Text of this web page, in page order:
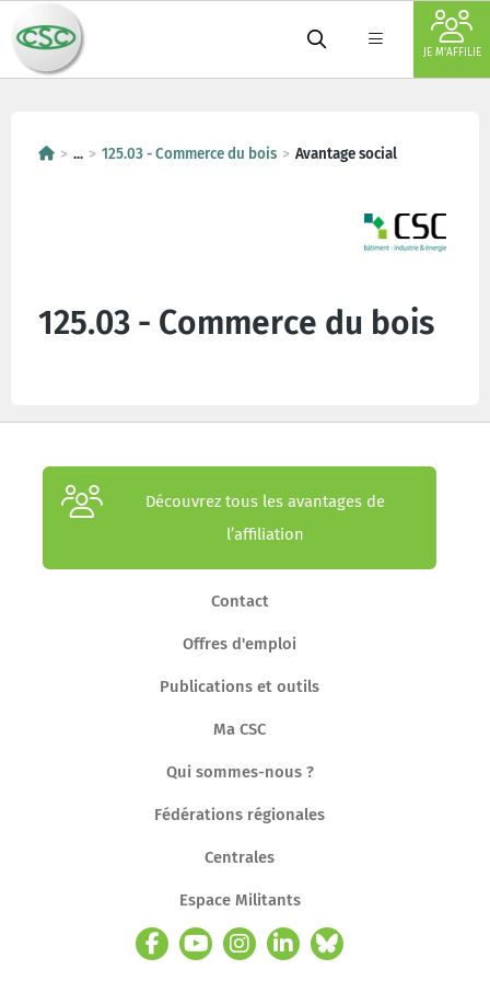
JE M'AFFILIE
... 125.03 - Commerce du bois Avantage social
125.03 - Commerce du bois
Découvrez tous les avantages de
l’affiliation
Contact
Offres d'emploi
Publications et outils
Ma CSC
Qui sommes-nous ?
Fédérations régionales
Centrales
Espace Militants